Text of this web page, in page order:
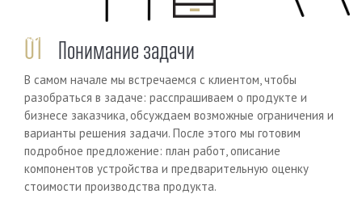
01 Понимание задачи
В самом начале мы встречаемся с клиентом, чтобы
разобраться в задаче: расспрашиваем о продукте и
бизнесе заказчика, обсуждаем возможные ограничения и
варианты решения задачи. После этого мы готовим
подробное предложение: план работ, описание
компонентов устройства и предварительную оценку
стоимости производства продукта.
Previous